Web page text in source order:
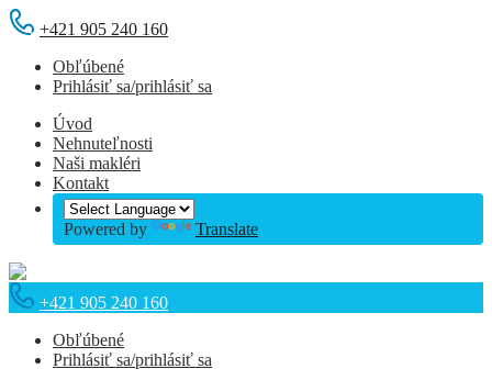
+421 905 240 160
Obľúbené
Prihlásiť sa/prihlásiť sa
Úvod
Nehnuteľnosti
Naši makléri
Kontakt
Powered by Translate
+421 905 240 160
Obľúbené
Prihlásiť sa/prihlásiť sa